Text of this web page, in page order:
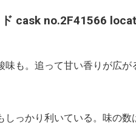
cask no.2F41566
も。追って甘い香りが広が
っかり利いている。味の数